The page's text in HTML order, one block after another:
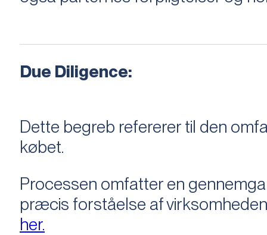
Due Diligence:
Dette begreb refererer til den
købet.
Processen omfatter en
præcis forståelse af
her.